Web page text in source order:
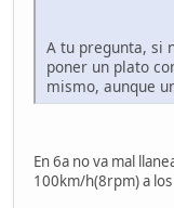
A tu pregunta, si
poner un plato
mismo, aunque
En 6a no va mal
100km/h(8rpm) a